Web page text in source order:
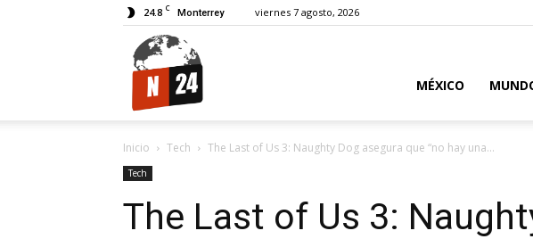
24.8 C Monterrey viernes 7 agosto, 2026
MÉXICO
Inicio Tech The Last of Us 3: Naughty Dog asegura que “no hay una...
Tech
The Last of Us 3: